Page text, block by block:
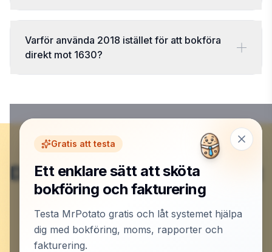
Varför använda 2018 istället för att bokföra
direkt mot 1630?
Gratis att testa
Ett enklare sätt att sköta
bokföring och fakturering
Testa MrPotato gratis och låt systemet hjälpa
dig med bokföring, moms, rapporter och
fakturering.
Du är klar här – nu börjar det
roliga.
Skapa konto och låt MrPotato jobba